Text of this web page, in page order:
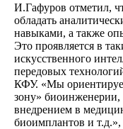
И.Гафуров отметил,
обладать
навыками, а также
Это проявляется в
искусственного
передовых
КФУ. «Мы
зону» биоинженерии,
внедрением в
биоимплантов и